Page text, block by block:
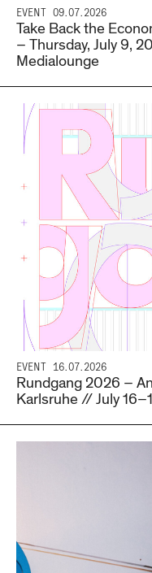
EVENT 09.07.2026
Take Back the
– Thursday, July 9,
Medialounge
EVENT 16.07.2026
Rundgang 2026 –
Karlsruhe // July